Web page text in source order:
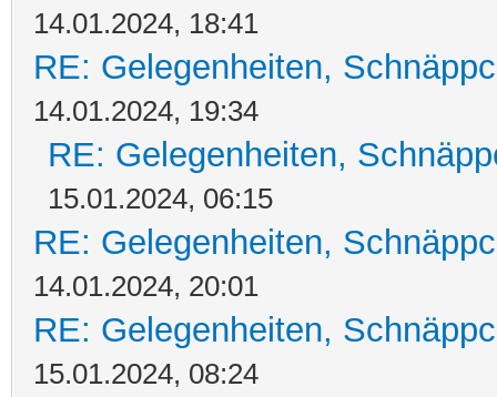
14.01.2024, 18:41
RE: Gelegenheiten,
14.01.2024, 19:34
RE: Gelegenheiten,
15.01.2024, 06:15
RE: Gelegenheiten,
14.01.2024, 20:01
RE: Gelegenheiten,
15.01.2024, 08:24